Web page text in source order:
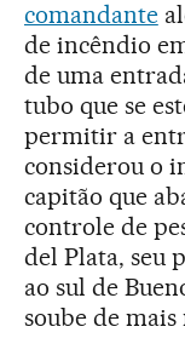
comandante
de incêndio
de uma
tubo que se
permitir a
considerou o
capitão que
controle de
del Plata, seu
ao sul de
soube de mais